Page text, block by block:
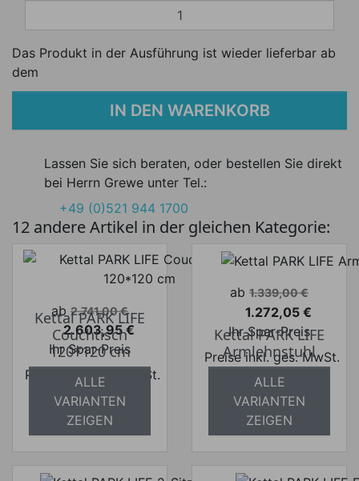
Das Produkt in der Ausführung ist wieder lieferbar ab
dem
IN DEN WARENKORB
Lassen Sie sich beraten, oder bestellen Sie direkt
bei Herrn Grewe unter Tel.:
+49 (0)521 944 1700
12 andere Artikel in der gleichen Kategorie:
Verkaufspreis
ab 2.741,00 €
Preis
2.603,95 €
Ihr Spar-Preis
Preise inkl. ges. MwSt.
absolut
versandkostenfrei
Kettal PARK LIFE
Couchtisch
120*120 cm
ALLE
VARIANTEN
ZEIGEN
Verkaufspreis
ab 1.339,00 €
Preis
1.272,05 €
Ihr Spar-Preis
Preise inkl. ges. MwSt.
absolut
versandkostenfrei
Kettal PARK LIFE
Armlehnstuhl
ALLE
VARIANTEN
ZEIGEN